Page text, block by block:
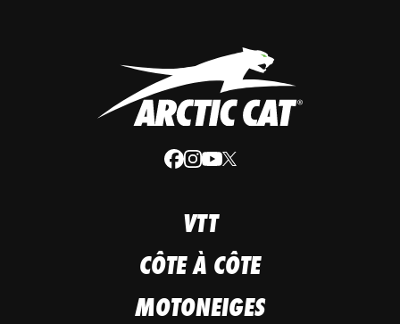
VTT
CÔTE À CÔTE
MOTONEIGES